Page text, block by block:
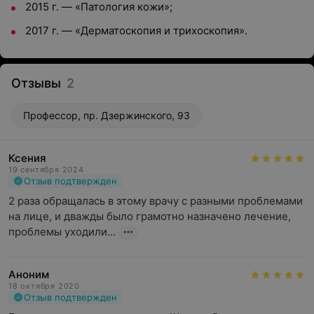
2015 г. — «Патология кожи»;
2017 г. — «Дерматоскопия и трихоскопия».
Отзывы 2
Профессор, пр. Дзержинского, 93
Ксения
19 сентября 2024
Отзыв подтвержден
2 раза обращалась в этому врачу с разными проблемами
на лице, и дважды было грамотно назначено лечение,
проблемы уходили...
Аноним
18 октября 2020
Отзыв подтвержден